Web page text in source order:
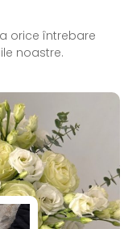
orice întrebare
noastre.